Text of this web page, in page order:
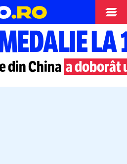
LA
din China a doborât